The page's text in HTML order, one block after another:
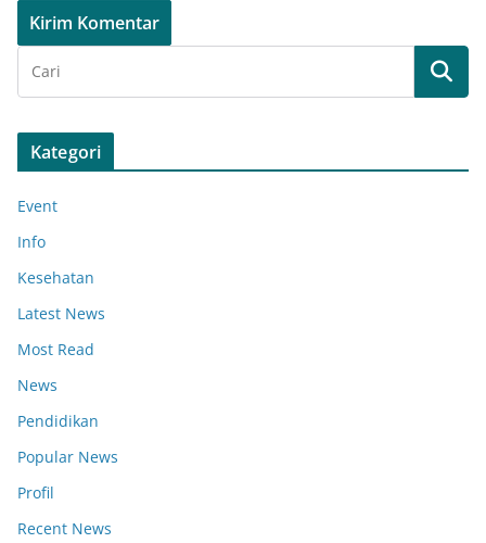
Kategori
Event
Info
Kesehatan
Latest News
Most Read
News
Pendidikan
Popular News
Profil
Recent News